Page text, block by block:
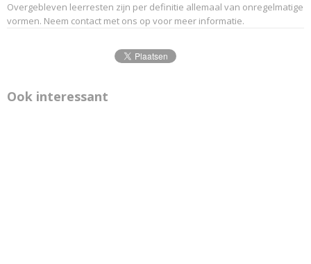
Overgebleven leerresten zijn per definitie allemaal van onregelmatige
vormen. Neem contact met ons op voor meer informatie.
Ook interessant